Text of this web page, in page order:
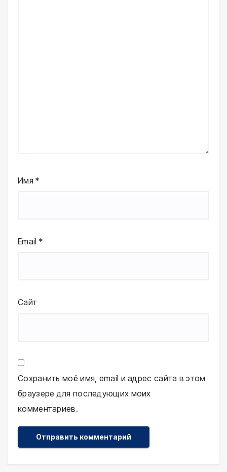
Имя*
Email *
Сайт
Сохранить моё имя, email и адрес сайта в этом
браузере для последующих моих
комментариев.